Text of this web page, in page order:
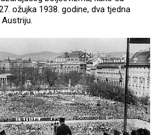
ožujka 1938. godine, dva tjedna